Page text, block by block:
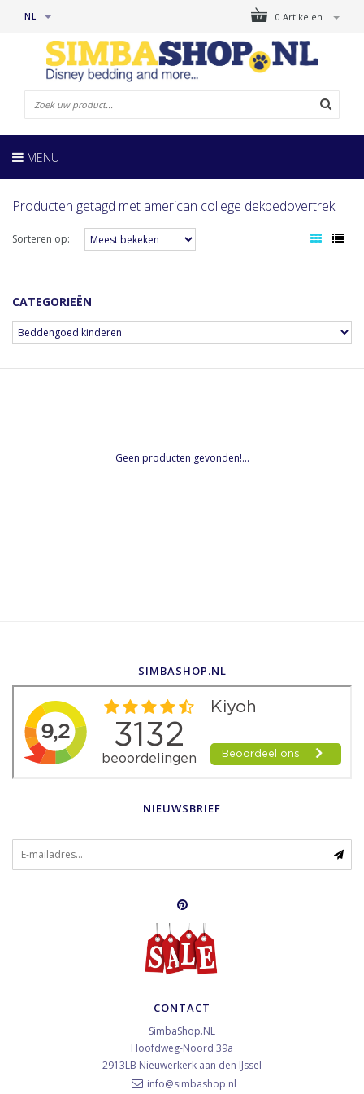
0 Artikelen
NL
MENU
Producten getagd met american college dekbedovertrek
Sorteren op:
CATEGORIEËN
Geen producten gevonden!...
SIMBASHOP.NL
NIEUWSBRIEF
CONTACT
SimbaShop.NL
Hoofdweg-Noord 39a
2913LB Nieuwerkerk aan den IJssel
info@simbashop.nl